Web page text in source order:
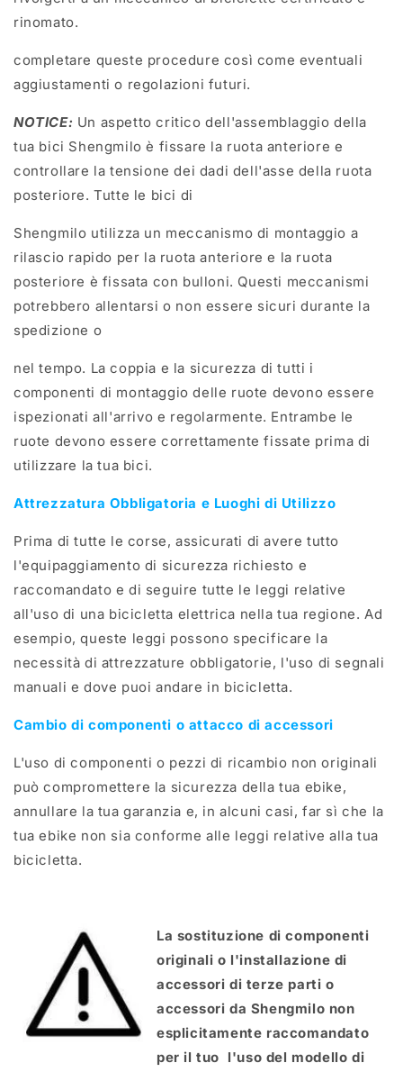
rinomato.
completare queste procedure così come eventuali
aggiustamenti o regolazioni futuri.
NOTICE: Un aspetto critico dell'assemblaggio della
tua bici Shengmilo è fissare la ruota anteriore e
controllare la tensione dei dadi dell'asse della ruota
posteriore. Tutte le bici di
Shengmilo utilizza un meccanismo di montaggio a
rilascio rapido per la ruota anteriore e la ruota
posteriore è fissata con bulloni. Questi meccanismi
potrebbero allentarsi o non essere sicuri durante la
spedizione o
nel tempo. La coppia e la sicurezza di tutti i
componenti di montaggio delle ruote devono essere
ispezionati all'arrivo e regolarmente. Entrambe le
ruote devono essere correttamente fissate prima di
utilizzare la tua bici.
Attrezzatura Obbligatoria e Luoghi di Utilizzo
Prima di tutte le corse, assicurati di avere tutto
l'equipaggiamento di sicurezza richiesto e
raccomandato e di seguire tutte le leggi relative
all'uso di una bicicletta elettrica nella tua regione. Ad
esempio, queste leggi possono specificare la
necessità di attrezzature obbligatorie, l'uso di segnali
manuali e dove puoi andare in bicicletta.
Cambio di componenti o attacco di accessori
L'uso di componenti o pezzi di ricambio non originali
può compromettere la sicurezza della tua ebike,
annullare la tua garanzia e, in alcuni casi, far sì che la
tua ebike non sia conforme alle leggi relative alla tua
bicicletta.
La sostituzione di componenti
originali o l'installazione di
accessori di terze parti o
accessori da Shengmilo non
esplicitamente raccomandato
per il tuo l'uso del modello di